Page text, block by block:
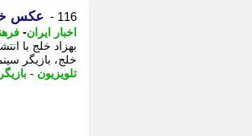
116 - عکس
اخبار ایران-
بهزاد خلج با
خلج، بازیگر
تلویزیون -